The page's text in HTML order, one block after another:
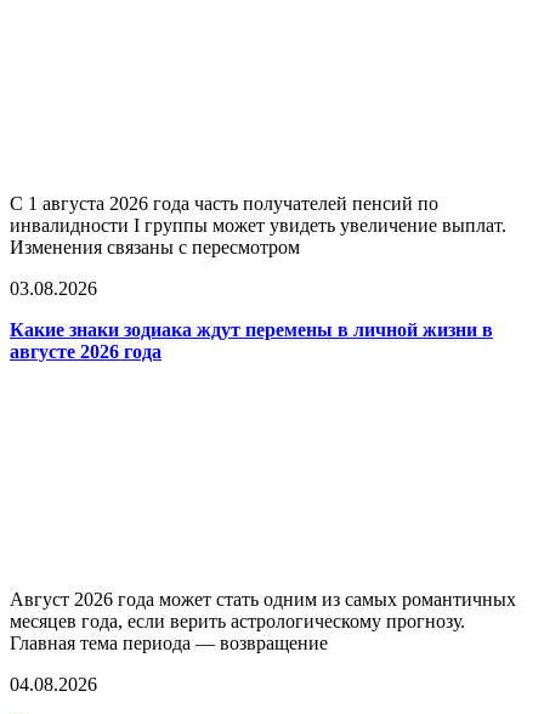
С 1 августа 2026 года часть получателей пенсий по
инвалидности I группы может увидеть увеличение выплат.
Изменения связаны с пересмотром
03.08.2026
Какие знаки зодиака ждут перемены в личной жизни в
августе 2026 года
Август 2026 года может стать одним из самых романтичных
месяцев года, если верить астрологическому прогнозу.
Главная тема периода — возвращение
04.08.2026